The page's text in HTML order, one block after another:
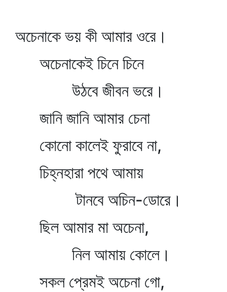
অচেনাকে ভয় কী আমার ওরে।
অচেনাকেই চিনে চিনে
উঠবে জীবন ভরে।
জানি জানি আমার চেনা
কোনো কালেই ফুরাবে না,
চিহ্নহারা পথে আমায়
টানবে অচিন-ডোরে।
ছিল আমার মা অচেনা,
নিল আমায় কোলে।
সকল প্রেমই অচেনা গো,